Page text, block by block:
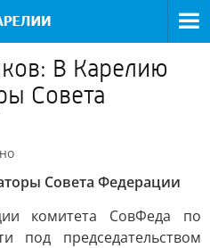
В Карелию
Совета
Совета Федерации
комитета СовФеда по
под председательством